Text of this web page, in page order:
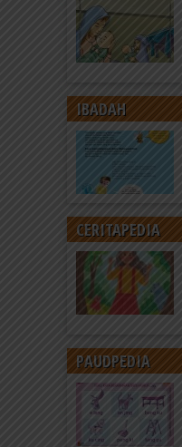
IBADAH
CERITAPEDIA
PAUDPEDIA